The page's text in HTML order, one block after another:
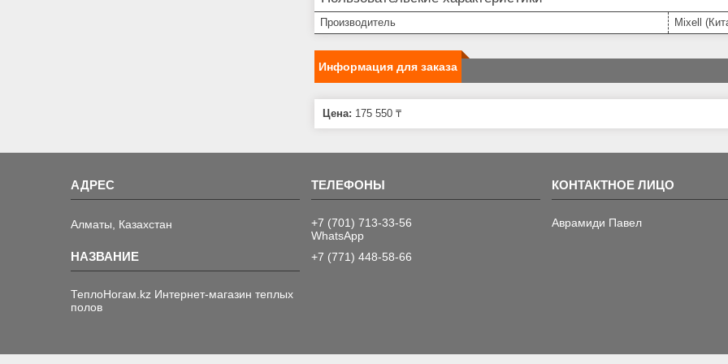
Производитель Mixell
Информация для заказа
Цена: 175 550 ₸
Алматы, Казахстан
ТеплоНогам.kz Интернет-магазин теплых
полов
+7 (701) 713-33-56
WhatsApp
+7 (771) 448-58-66
Аврамиди Павел